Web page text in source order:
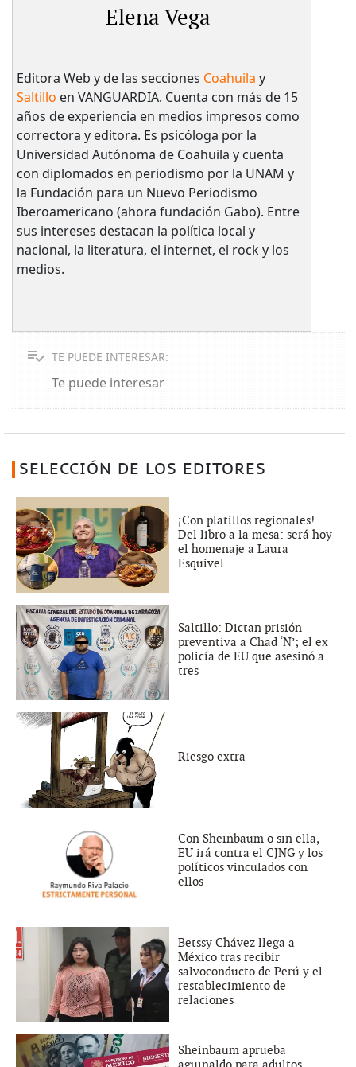
Elena Vega
Editora Web y de las secciones Coahuila y
Saltillo en VANGUARDIA. Cuenta con más de 15
años de experiencia en medios impresos como
correctora y editora. Es psicóloga por la
Universidad Autónoma de Coahuila y cuenta
con diplomados en periodismo por la UNAM y
la Fundación para un Nuevo Periodismo
Iberoamericano (ahora fundación Gabo). Entre
sus intereses destacan la política local y
nacional, la literatura, el internet, el rock y los
medios.
TE PUEDE INTERESAR:
Te puede interesar
SELECCIÓN DE LOS EDITORES
¡Con platillos regionales!
Del libro a la mesa: será hoy
el homenaje a Laura
Esquivel
Saltillo: Dictan prisión
preventiva a Chad ‘N’; el ex
policía de EU que asesinó a
tres
Riesgo extra
Con Sheinbaum o sin ella,
EU irá contra el CJNG y los
políticos vinculados con
ellos
Betssy Chávez llega a
México tras recibir
salvoconducto de Perú y el
restablecimiento de
relaciones
Sheinbaum aprueba